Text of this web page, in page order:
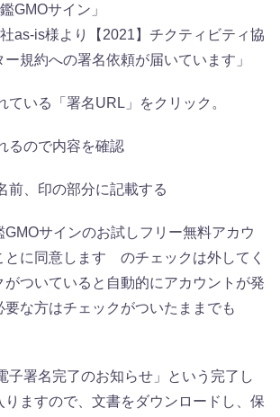
GMOサイン」
as-is様より【2021】チクティビティ協
規約への署名依頼が届いています」
いる「署名URL」をクリック。
るので内容を確認
、印の部分に記載する
サインのお試しフリー無料アカウ
とに同意します のチェックは外してく
がついていると自動的にアカウントが発
な方はチェックがついたままでも
署名完了のお知らせ」という完了し
りますので、文書をダウンロードし、保